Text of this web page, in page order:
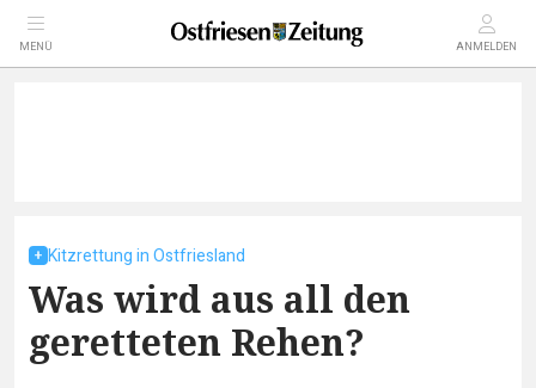
MENÜ ANMELDEN
Kitzrettung in Ostfriesland
Was wird aus all den
geretteten Rehen?